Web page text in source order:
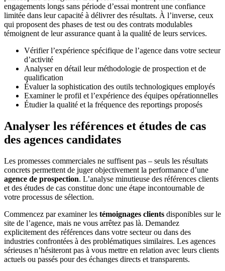
engagements longs sans période d’essai montrent une confiance
limitée dans leur capacité à délivrer des résultats. À l’inverse, ceux
qui proposent des phases de test ou des contrats modulables
témoignent de leur assurance quant à la qualité de leurs services.
Vérifier l’expérience spécifique de l’agence dans votre secteur
d’activité
Analyser en détail leur méthodologie de prospection et de
qualification
Évaluer la sophistication des outils technologiques employés
Examiner le profil et l’expérience des équipes opérationnelles
Étudier la qualité et la fréquence des reportings proposés
Analyser les références et études de cas
des agences candidates
Les promesses commerciales ne suffisent pas – seuls les résultats
concrets permettent de juger objectivement la performance d’une
agence de prospection. L’analyse minutieuse des références clients
et des études de cas constitue donc une étape incontournable de
votre processus de sélection.
Commencez par examiner les témoignages clients disponibles sur le
site de l’agence, mais ne vous arrêtez pas là. Demandez
explicitement des références dans votre secteur ou dans des
industries confrontées à des problématiques similaires. Les agences
sérieuses n’hésiteront pas à vous mettre en relation avec leurs clients
actuels ou passés pour des échanges directs et transparents.